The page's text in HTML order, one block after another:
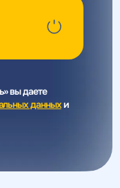
вы даете
данныхи